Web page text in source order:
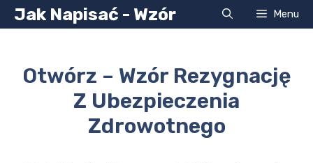
Przejdź
do
Jak Napisać - Wzór Menu
Otwórz – Wzór Rezygnację
Z Ubezpieczenia
Zdrowotnego